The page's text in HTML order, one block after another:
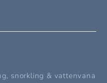
snorkling & vattenvana